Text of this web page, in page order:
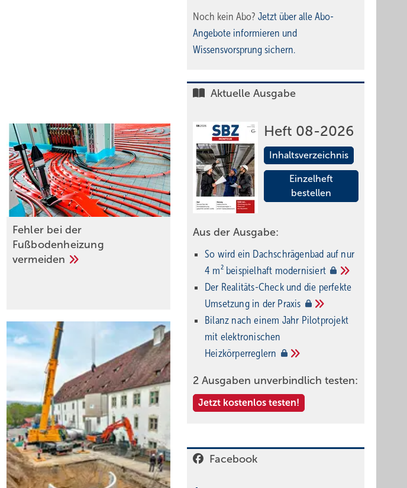
Fehler bei der
Fußbodenheizung
vermeiden
Noch kein Abo? Jetzt über alle Abo-
Angebote informieren und
Wissensvorsprung sichern.
Aktuelle Ausgabe
Heft 08-2026
Inhaltsverzeichnis
Einzelheft
bestellen
Aus der Ausgabe:
So wird ein Dach­schrägenbad auf nur
4 m² beispielhaft modernisiert
Der Realitäts-Check und die perfekte
Umsetzung in der Praxis
Bilanz nach einem Jahr Pilotprojekt
mit elektronischen
Heizkörperreglern
2 Ausgaben unverbindlich testen:
Jetzt kostenlos testen!
Facebook